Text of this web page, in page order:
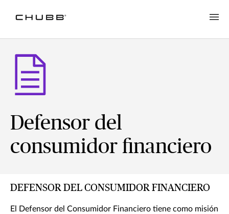
Defensor del
consumidor financiero
DEFENSOR DEL CONSUMIDOR FINANCIERO
El Defensor del Consumidor Financiero tiene como misión